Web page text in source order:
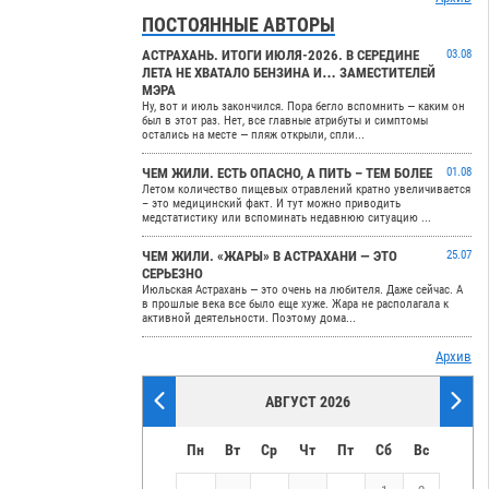
ПОСТОЯННЫЕ АВТОРЫ
АСТРАХАНЬ. ИТОГИ ИЮЛЯ-2026. В СЕРЕДИНЕ
ЛЕТА НЕ ХВАТАЛО БЕНЗИНА И… ЗАМЕСТИТЕЛЕЙ
МЭРА
03.08
Ну, вот и июль закончился. Пора бегло вспомнить — каким он
был в этот раз. Нет, все главные атрибуты и симптомы
остались на месте — пляж открыли, спли...
ЧЕМ ЖИЛИ. ЕСТЬ ОПАСНО, А ПИТЬ – ТЕМ БОЛЕЕ
01.08
Летом количество пищевых отравлений кратно увеличивается
– это медицинский факт. И тут можно приводить
медстатистику или вспоминать недавнюю ситуацию ...
ЧЕМ ЖИЛИ. «ЖАРЫ» В АСТРАХАНИ — ЭТО
СЕРЬЕЗНО
25.07
Июльская Астрахань — это очень на любителя. Даже сейчас. А
в прошлые века все было еще хуже. Жара не располагала к
активной деятельности. Поэтому дома...
Архив
АВГУСТ 2026
Пн Вт Ср Чт Пт Сб Вс